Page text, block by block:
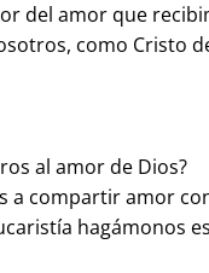
del amor que
como Cristo
al amor de Dios?
a compartir amor
hagámonos